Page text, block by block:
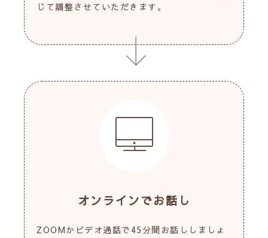
じて調整させていただきます。
オンラインでお話し
ZOOMかビデオ通話で45分間お話ししましょ